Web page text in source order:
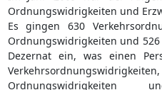
Ordnungswidrigkeiten und
Es gingen 630
Ordnungswidrigkeiten und
Dezernat ein, was einen